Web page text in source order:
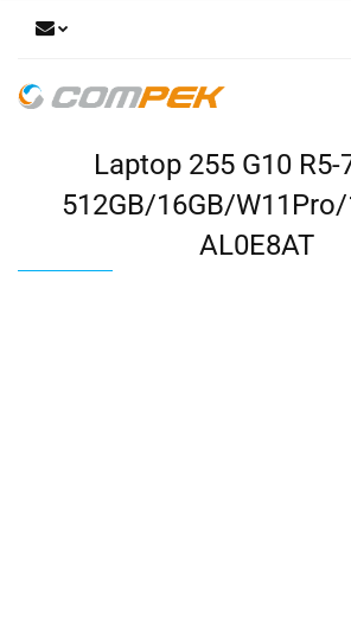
Laptop 255 G10 R5-
512GB/16GB/
AL0E8AT